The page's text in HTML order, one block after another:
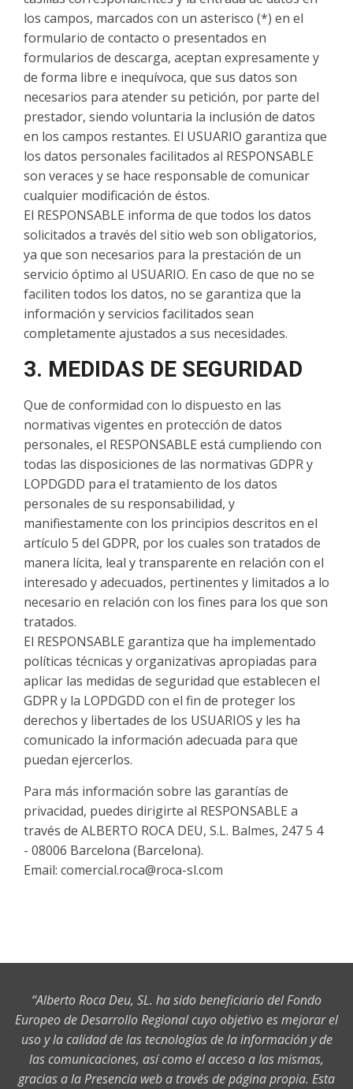
los campos, marcados con un asterisco (*) en el
formulario de contacto o presentados en
formularios de descarga, aceptan expresamente y
de forma libre e inequívoca, que sus datos son
necesarios para atender su petición, por parte del
prestador, siendo voluntaria la inclusión de datos
en los campos restantes. El USUARIO garantiza que
los datos personales facilitados al RESPONSABLE
son veraces y se hace responsable de comunicar
cualquier modificación de éstos.
El RESPONSABLE informa de que todos los datos
solicitados a través del sitio web son obligatorios,
ya que son necesarios para la prestación de un
servicio óptimo al USUARIO. En caso de que no se
faciliten todos los datos, no se garantiza que la
información y servicios facilitados sean
completamente ajustados a sus necesidades.
3. MEDIDAS DE SEGURIDAD
Que de conformidad con lo dispuesto en las
normativas vigentes en protección de datos
personales, el RESPONSABLE está cumpliendo con
todas las disposiciones de las normativas GDPR y
LOPDGDD para el tratamiento de los datos
personales de su responsabilidad, y
manifiestamente con los principios descritos en el
artículo 5 del GDPR, por los cuales son tratados de
manera lícita, leal y transparente en relación con el
interesado y adecuados, pertinentes y limitados a lo
necesario en relación con los fines para los que son
tratados.
El RESPONSABLE garantiza que ha implementado
políticas técnicas y organizativas apropiadas para
aplicar las medidas de seguridad que establecen el
GDPR y la LOPDGDD con el fin de proteger los
derechos y libertades de los USUARIOS y les ha
comunicado la información adecuada para que
puedan ejercerlos.
Para más información sobre las garantías de
privacidad, puedes dirigirte al RESPONSABLE a
través de ALBERTO ROCA DEU, S.L. Balmes, 247 5 4
- 08006 Barcelona (Barcelona).
Email: comercial.roca@roca-sl.com
“Alberto Roca Deu, SL. ha sido beneficiario del Fondo
Europeo de Desarrollo Regional cuyo objetivo es mejorar el
uso y la calidad de las tecnologías de la información y de
las comunicaciones, así como el acceso a las mismas,
gracias a la Presencia web a través de página propia. Esta